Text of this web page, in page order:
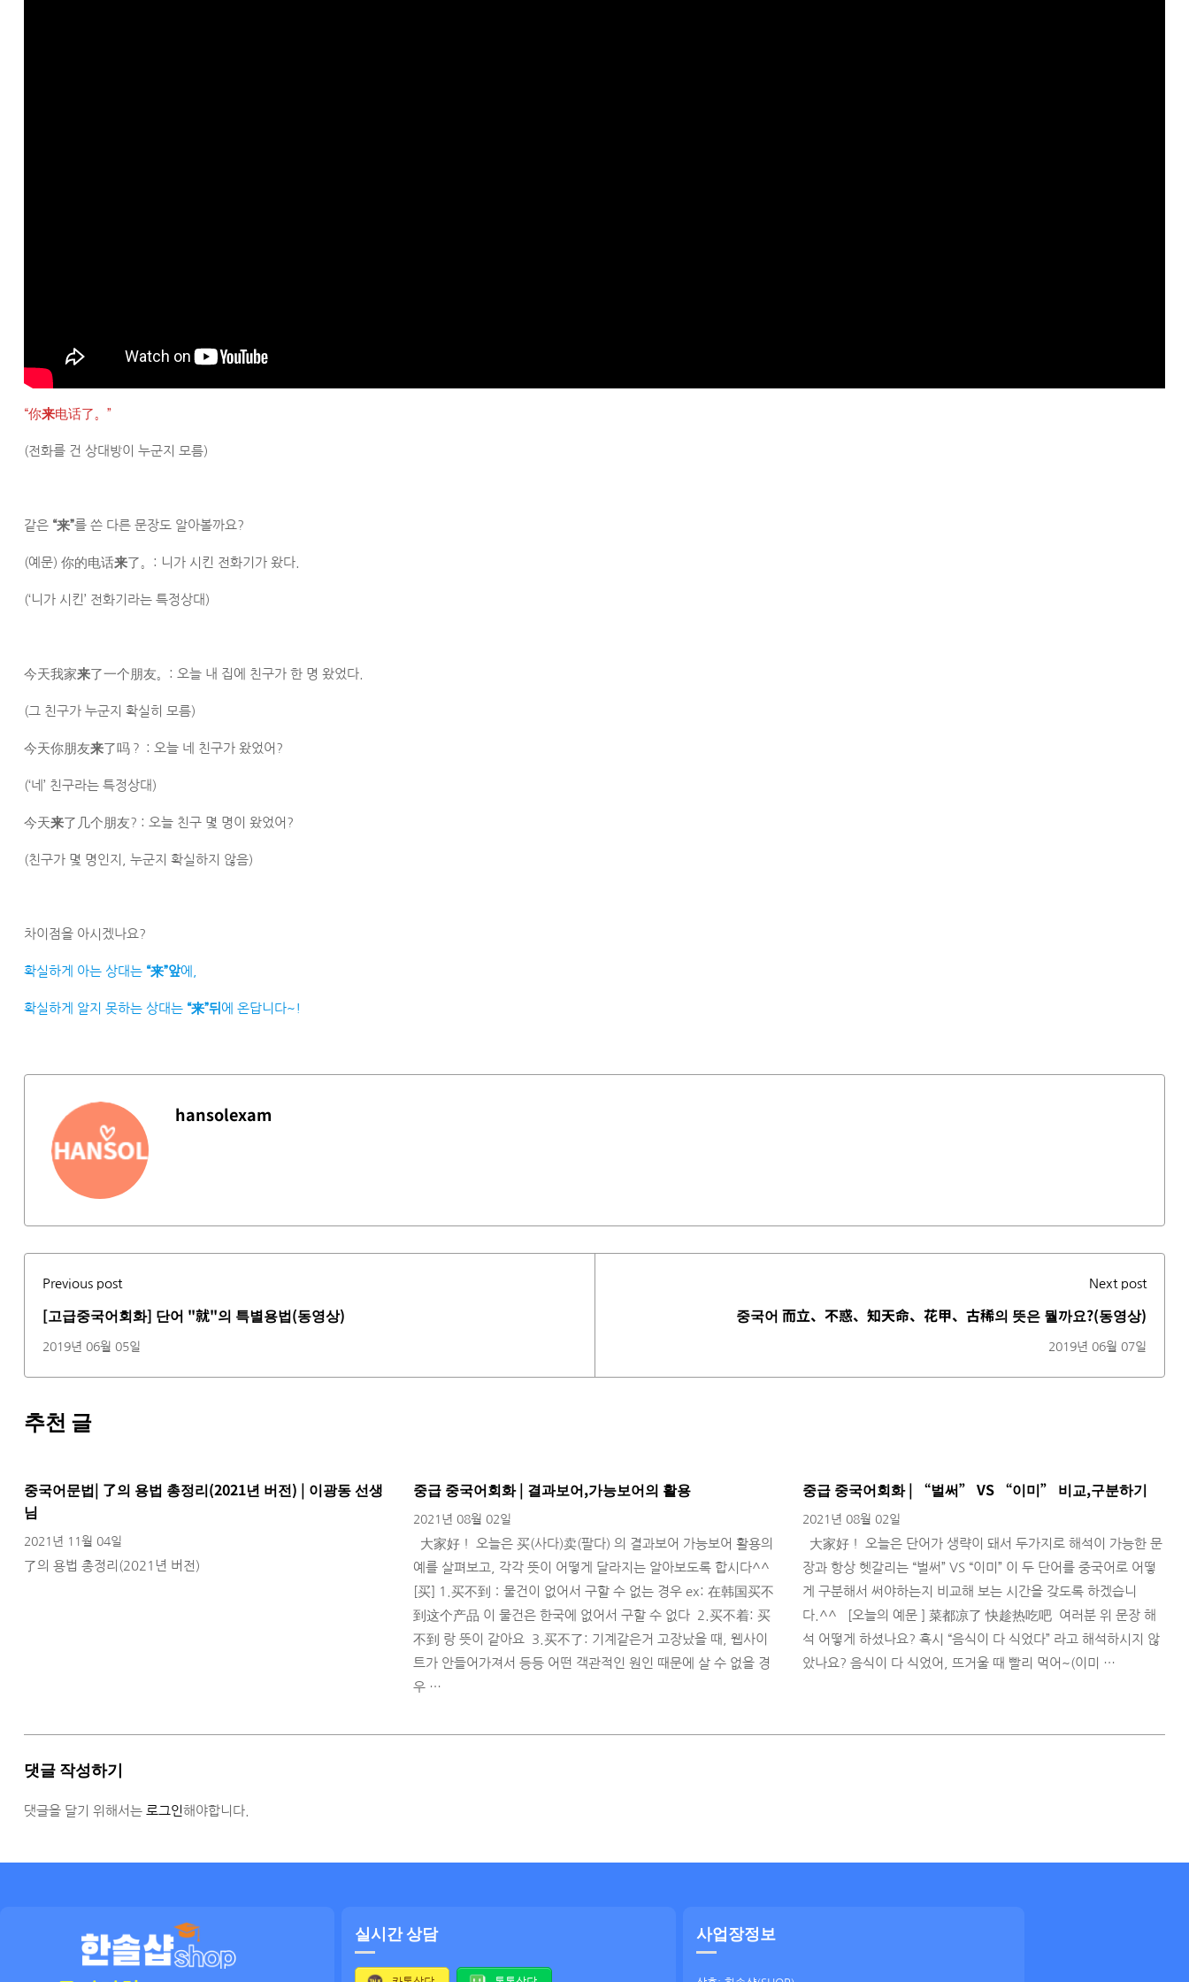
“你来电话了。”
(전화를 건 상대방이 누군지 모름)
같은 “来”를 쓴 다른 문장도 알아볼까요?
(예문) 你的电话​来了。: 니가 시킨 전화기가 왔다.
(‘니가 시킨’ 전화기라는 특정상대)
今天我家来了一个朋友。: 오늘 내 집에 친구가 한 명 왔었다.
(그 친구가 누군지 확실히 모름)
今天你朋友来​了吗？ : 오늘 네 친구가 왔었어?
(‘네’ 친구라는 특정상대)
今天来了几个朋友? : 오늘 친구 몇 명이 왔었어?
(친구가 몇 명인지, 누군지 확실하지 않음)
차이점을 아시겠나요?
확실하게 아는 상대는 “来”앞에,
확실하게 알지 못하는 상대는 “来”뒤 에 온답니다~!
hansolexam
Previous post
[고급중국어회화] 단어 "就"의 특별용법(동영상)
2019년 06월 05일
Next post
중국어 而立、不惑、知天命、花甲、古稀의 뜻은 뭘까요?(동영상)
2019년 06월 07일
추천 글
중국어문법| 了의 용법 총정리(2021년 버전) | 이광동 선생
님
2021년 11월 04일
了의 용법 총정리(2021년 버전)
중급 중국어회화 | 결과보어,가능보어의 활용
2021년 08월 02일
大家好！ 오늘은 买(사다)卖(팔다) 의 결과보어 가능보어 활용의
예를 살펴보고, 각각 뜻이 어떻게 달라지는 알아보도록 합시다^^ ​
[买] 1.买不到：물건이 없어서 구할 수 없는 경우 ex: 在韩国买不
到这个产品 이 물건은 한국에 없어서 구할 수 없다 ​ 2.买不着: 买
不到 랑 뜻이 같아요 ​ 3.买不了: 기계같은거 고장났을 때, 웹사이
트가 안들어가져서 등등 어떤 객관적인 원인 때문에 살 수 없을 경
우 …
중급 중국어회화 | “벌써” VS “이미” 비교,구분하기
2021년 08월 02일
大家好！ 오늘은 단어가 생략이 돼서 두가지로 해석이 가능한 문
장과 항상 헷갈리는 “벌써” VS “이미” 이 두 단어를 중국어로 어떻
게 구분해서 써야하는지 비교해 보는 시간을 갖도록 하겠습니
다.^^ ​ ​ [오늘의 예문 ] 菜都凉了 快趁热吃吧 ​ 여러분 위 문장 해
석 어떻게 하셨나요? 혹시 “음식이 다 식었다” 라고 해석하시지 않
았나요? 음식이 다 식었어, 뜨거울 때 빨리 먹어~(이미 …
댓글 작성하기
댓글을 달기 위해서는 로그인해야합니다.
실시간 상담 사업장정보